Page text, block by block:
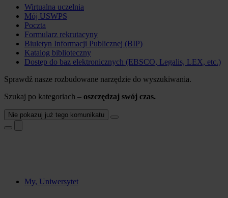
Wirtualna uczelnia
Mój USWPS
Poczta
Formularz rekrutacyny
Biuletyn Informacji Publicznej (BIP)
Katalog biblioteczny
Dostęp do baz elektronicznych (EBSCO, Legalis, LEX, etc.)
Sprawdź nasze rozbudowane narzędzie do wyszukiwania.
Szukaj po kategoriach – oszczędzaj swój czas.
Nie pokazuj już tego komunikatu
My, Uniwersytet